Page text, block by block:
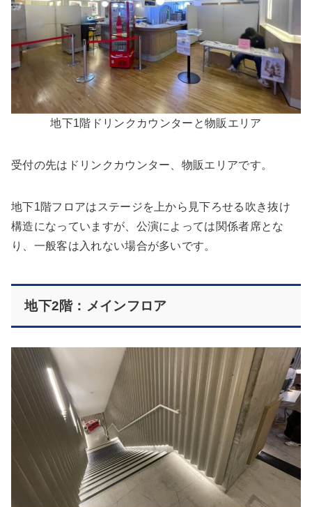
地下1階ドリンクカウンターと物販エリア
受付の先はドリンクカウンター、物販エリアです。
地下1階フロアはステージを上から見下ろせる吹き抜け
構造になっていますが、公演によっては関係者席とな
り、一般客は入れない場合が多いです。
地下2階：メインフロア